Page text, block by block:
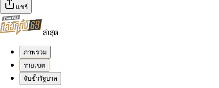
แชร์
ล่าสุด
ภาพรวม
รายเขต
จับขั้วรัฐบาล